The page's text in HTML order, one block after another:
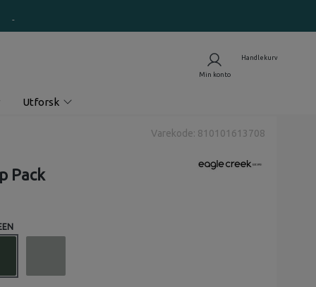
Utforsk
Varekode: 810101613708
Pack